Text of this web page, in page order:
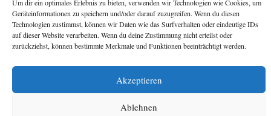
Um dir ein optimales Erlebnis zu bieten, verwenden wir Technologien wie Cookies, um
Geräteinformationen zu speichern und/oder darauf zuzugreifen. Wenn du diesen
Technologien zustimmst, können wir Daten wie das Surfverhalten oder eindeutige IDs
auf dieser Website verarbeiten. Wenn du deine Zustimmung nicht erteilst oder
zurückziehst, können bestimmte Merkmale und Funktionen beeinträchtigt werden.
Akzeptieren
Ablehnen
Datenschutzerklärung